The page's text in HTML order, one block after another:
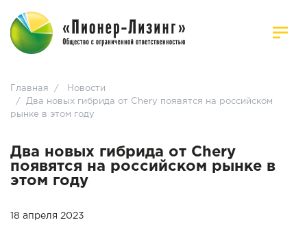
Главная /
Новости
/
Два новых гибрида от Chery появятся на российском
рынке в этом году
Два новых гибрида от Chery
появятся на российском рынке в
этом году
18 апреля 2023